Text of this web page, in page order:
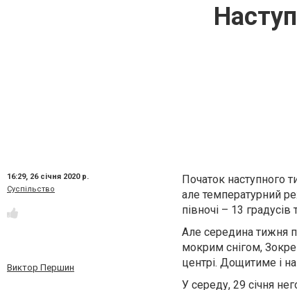
16:29, 26 січня 2020 р.
Суспільство
Виктор Першин
Початок наступного
але температурний
півночі – 13
Але середина тижня
мокрим снігом,
центрі. Дощитиме і на
У середу, 29 січня